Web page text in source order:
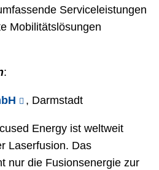
Serviceleistungen
Mobilitätslösungen
:
, Darmstadt
Energy ist weltweit
Laserfusion. Das
nur die Fusionsenergie zur